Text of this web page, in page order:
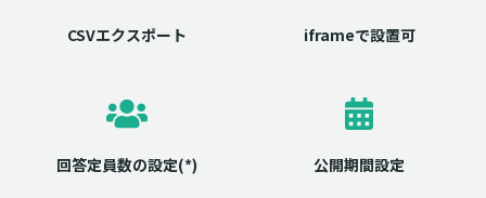
CSVエクスポート iframeで設置可
回答定員数の設定(*) 公開期間設定